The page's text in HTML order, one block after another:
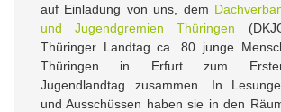
auf Einladung von uns, dem
und Jugendgremien Thüringen
Thüringer Landtag ca. 80 junge
Thüringen in Erfurt zum
Jugendlandtag zusammen. In
und Ausschüssen haben sie in den